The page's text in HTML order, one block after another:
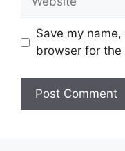
Save my
browser for the